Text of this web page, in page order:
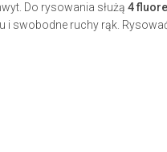
Do rysowania służą 4
i swobodne ruchy rąk.